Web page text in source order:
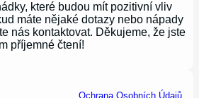
které budou mít pozitivní vliv
máte nějaké dotazy nebo nápady
nás kontaktovat. Děkujeme, že jste
příjemné čtení!
Ochrana Osobních Údajů